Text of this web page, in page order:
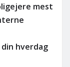
mest
hverdag